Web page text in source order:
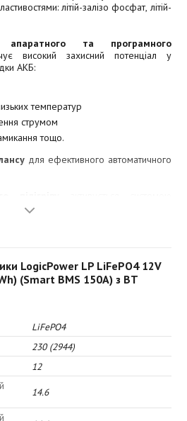
літій-залізо фосфат, літій-
та програмного
високий захисний потенціал у
АКБ:
температур
струмом
тощо.
для ефективного автоматичного
(BMS). В умовах заряджання АКБ при
забезпечує потрійний
режиму роботи акумуляторної
- завжди актуальна та своєчасна
роботи батареї
LogicPower LP LiFePO4 12V
(Smart BMS 150А) з BT
LiFePO4
230 (2944)
12
14.6